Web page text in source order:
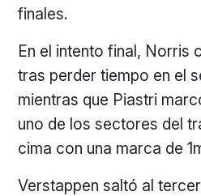
finales.
En el intento final, Norris
tras perder tiempo en el
mientras que Piastri
uno de los sectores del
cima con una marca de
Verstappen saltó al